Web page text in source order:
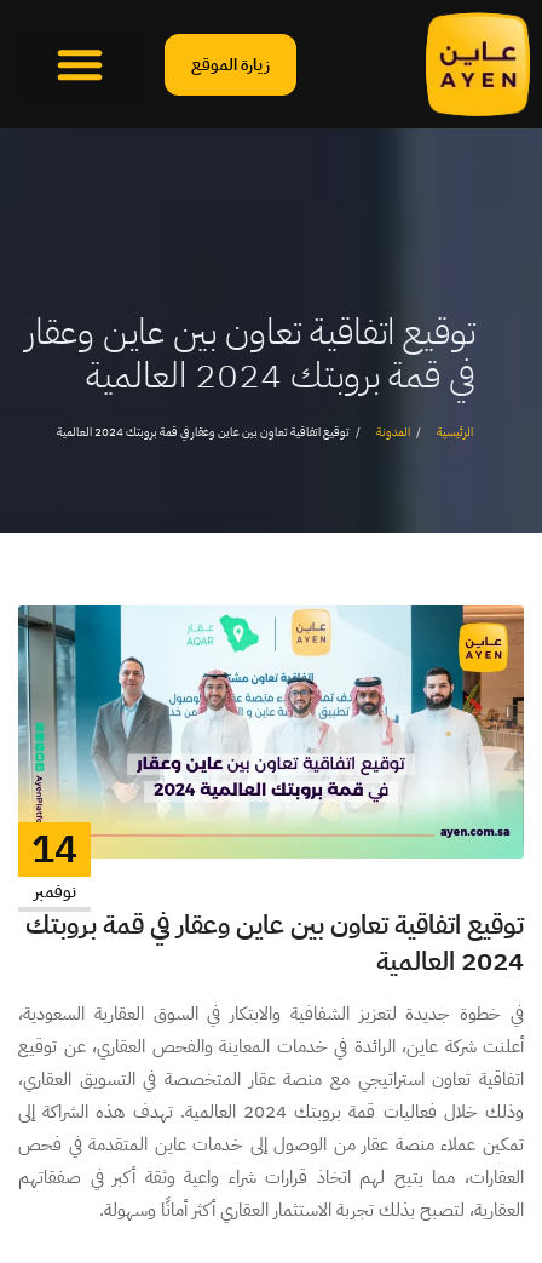
زيارة الموقع
توقيع اتفاقية تعاون بين عاين وعقار
في قمة بروبتك 2024 العالمية
الرئيسية المدونة توقيع اتفاقية تعاون بين عاين وعقار في قمة بروبتك 2024 العالمية
توقيع اتفاقية تعاون بين عاين وعقار في قمة بروبتك
2024 العالمية
في خطوة جديدة لتعزيز الشفافية والابتكار في السوق العقارية السعودية،
أعلنت شركة عاين، الرائدة في خدمات المعاينة والفحص العقاري، عن توقيع
اتفاقية تعاون استراتيجي مع منصة عقار المتخصصة في التسويق العقاري،
وذلك خلال فعاليات قمة بروبتك 2024 العالمية. تهدف هذه الشراكة إلى
تمكين عملاء منصة عقار من الوصول إلى خدمات عاين المتقدمة في فحص
العقارات، مما يتيح لهم اتخاذ قرارات شراء واعية وثقة أكبر في صفقاتهم
العقارية، لتصبح بذلك تجربة الاستثمار العقاري أكثر أمانًا وسهولة.
14
نوفمبر